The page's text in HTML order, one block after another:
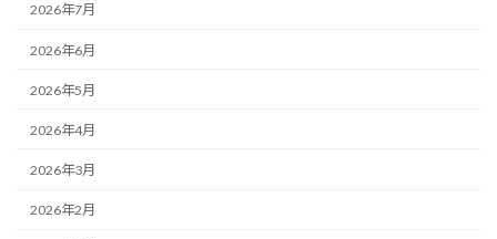
2026年7月
2026年6月
2026年5月
2026年4月
2026年3月
2026年2月